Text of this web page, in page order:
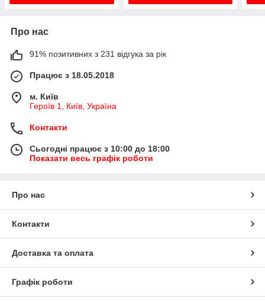
Про нас
91% позитивних з 231 відгука за рік
Працює з 18.05.2018
м. Київ
Героїв 1, Київ, Україна
Контакти
Сьогодні працює з 10:00 до 18:00
Показати весь графік роботи
Про нас
Контакти
Доставка та оплата
Графік роботи